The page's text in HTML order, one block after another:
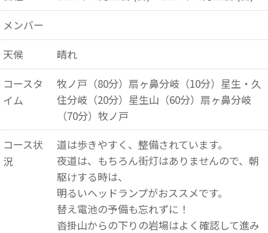
メンバー
天候
晴れ
コースタ
イム
牧ノ戸（80分）扇ヶ鼻分岐（10分）星生・久
住分岐（20分）星生山（60分）扇ヶ鼻分岐
（70分）牧ノ戸
コース状
況
道は歩きやすく、整備されています。
夜道は、もちろん街灯はありませんので、朝
駆けする時は、
明るいヘッドランプがおススメです。
替え電池の予備も忘れずに！
沓掛山からの下りの岩場はよく確認して進み